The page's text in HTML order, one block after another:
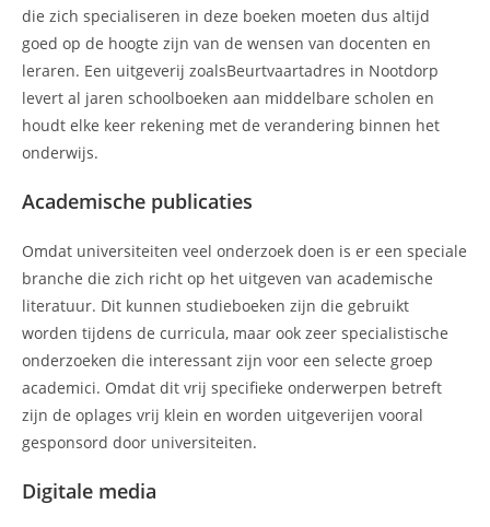
die zich specialiseren in deze boeken moeten dus altijd
goed op de hoogte zijn van de wensen van docenten en
leraren. Een uitgeverij zoalsBeurtvaartadres in Nootdorp
levert al jaren schoolboeken aan middelbare scholen en
houdt elke keer rekening met de verandering binnen het
onderwijs.
Academische publicaties
Omdat universiteiten veel onderzoek doen is er een speciale
branche die zich richt op het uitgeven van academische
literatuur. Dit kunnen studieboeken zijn die gebruikt
worden tijdens de curricula, maar ook zeer specialistische
onderzoeken die interessant zijn voor een selecte groep
academici. Omdat dit vrij specifieke onderwerpen betreft
zijn de oplages vrij klein en worden uitgeverijen vooral
gesponsord door universiteiten.
Digitale media